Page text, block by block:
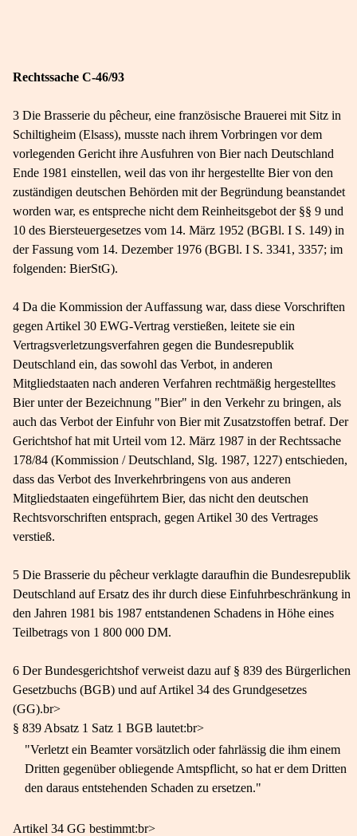
Rechtssache C-46/93
3 Die Brasserie du pêcheur, eine französische Brauerei mit Sitz in
Schiltigheim (Elsass), musste nach ihrem Vorbringen vor dem
vorlegenden Gericht ihre Ausfuhren von Bier nach Deutschland
Ende 1981 einstellen, weil das von ihr hergestellte Bier von den
zuständigen deutschen Behörden mit der Begründung beanstandet
worden war, es entspreche nicht dem Reinheitsgebot der §§ 9 und
10 des Biersteuergesetzes vom 14. März 1952 (BGBl. I S. 149) in
der Fassung vom 14. Dezember 1976 (BGBl. I S. 3341, 3357; im
folgenden: BierStG).
4 Da die Kommission der Auffassung war, dass diese Vorschriften
gegen Artikel 30 EWG-Vertrag verstießen, leitete sie ein
Vertragsverletzungsverfahren gegen die Bundesrepublik
Deutschland ein, das sowohl das Verbot, in anderen
Mitgliedstaaten nach anderen Verfahren rechtmäßig hergestelltes
Bier unter der Bezeichnung "Bier" in den Verkehr zu bringen, als
auch das Verbot der Einfuhr von Bier mit Zusatzstoffen betraf. Der
Gerichtshof hat mit Urteil vom 12. März 1987 in der Rechtssache
178/84 (Kommission / Deutschland, Slg. 1987, 1227) entschieden,
dass das Verbot des Inverkehrbringens von aus anderen
Mitgliedstaaten eingeführtem Bier, das nicht den deutschen
Rechtsvorschriften entsprach, gegen Artikel 30 des Vertrages
verstieß.
5 Die Brasserie du pêcheur verklagte daraufhin die Bundesrepublik
Deutschland auf Ersatz des ihr durch diese Einfuhrbeschränkung in
den Jahren 1981 bis 1987 entstandenen Schadens in Höhe eines
Teilbetrags von 1 800 000 DM.
6 Der Bundesgerichtshof verweist dazu auf § 839 des Bürgerlichen
Gesetzbuchs (BGB) und auf Artikel 34 des Grundgesetzes
(GG).br>
§ 839 Absatz 1 Satz 1 BGB lautet:br>
"Verletzt ein Beamter vorsätzlich oder fahrlässig die ihm einem
Dritten gegenüber obliegende Amtspflicht, so hat er dem Dritten
den daraus entstehenden Schaden zu ersetzen."
Artikel 34 GG bestimmt:br>